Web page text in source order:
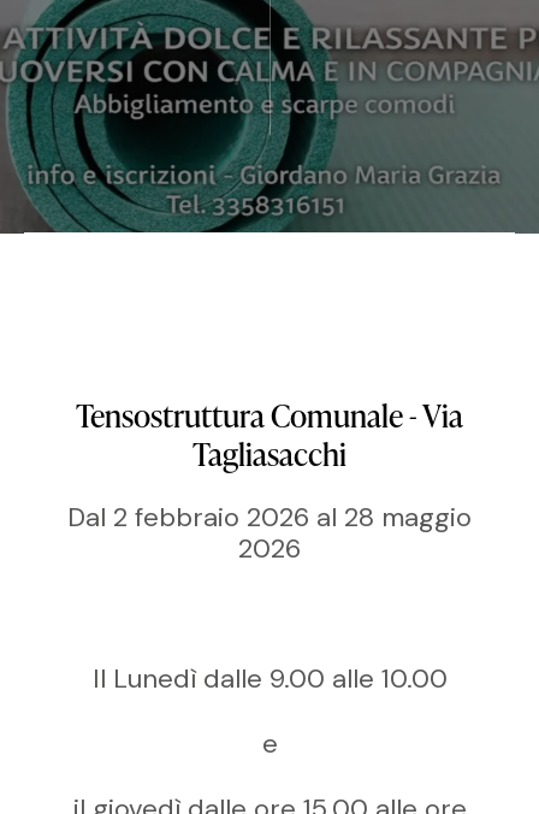
Tensostruttura Comunale - Via
Tagliasacchi
Dal 2 febbraio 2026 al 28 maggio
2026
Il Lunedì dalle 9.00 alle 10.00
e